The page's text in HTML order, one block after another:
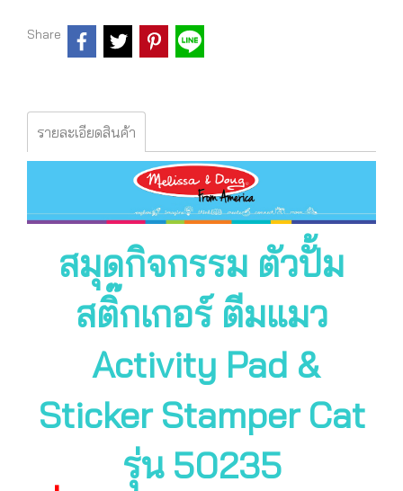
Share
รายละเอียดสินค้า
สมุดกิจกรรม ตัวปั้ม
สติ๊กเกอร์ ตีมแมว
Activity Pad &
Sticker Stamper Cat
รุ่น 50235